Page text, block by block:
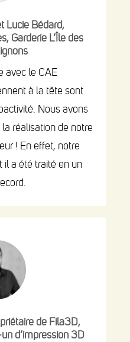
Lucie Bédard,
Garderie L’Île des
avec le CAE
à la tête sont
Nous avons
réalisation de notre
! En effet, notre
il a été traité en un
de Fila3D,
d’impression 3D